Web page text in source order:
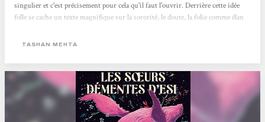
singulier et c'est précisement pour cela qu'il faut l'ouvrir. Derrière cette idée
folle se cache un texte magnifique sur la sororité, le doute, la folie comme élan
inoubliable.
TASHAN MEHTA